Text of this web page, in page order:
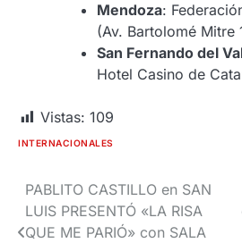
Mendoza:
(Av. Bartolomé Mitre
San Fernando del
Hotel Casino de
Vistas: 109
INTERNACIONALES
Navegación
de
PABLITO CASTILLO en SAN
LUIS PRESENTÓ «LA RISA
QUE ME PARIÓ» con SALA